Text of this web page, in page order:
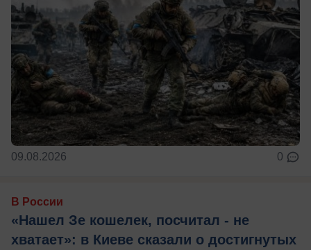
09.08.2026 0
В России
«Нашел Зе кошелек, посчитал - не
хватает»: в Киеве сказали о достигнутых